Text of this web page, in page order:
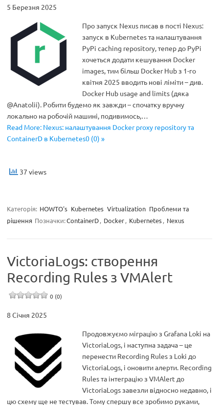
5 Березня 2025
Про запуск Nexus писав в пості Nexus:
запуск в Kubernetes та налаштування
PyPi caching repository, тепер до PyPi
хочеться додати кешування Docker
images, тим більш Docker Hub з 1-го
квітня 2025 вводить нові ліміти – див.
Docker Hub usage and limits (дяка
@Anatolii). Робити будемо як завжди – спочатку вручну
локально на робочій машині, подивимось,…
Read More: Nexus: налаштування Docker proxy repository та
ContainerD в Kubernetes0 (0) »
37 views
Категорія: HOWTO's Kubernetes Virtualization Проблеми та
рішення Позначки:ContainerD, Docker, Kubernetes, Nexus
VictoriaLogs: створення
Recording Rules з VMAlert
0 (0)
8 Січня 2025
Продовжуємо міграцію з Grafana Loki на
VictoriaLogs, і наступна задача – це
перенести Recording Rules з Loki до
VictoriaLogs, і оновити алерти. Recording
Rules та інтеграцію з VMAlert до
VictoriaLogs завезли відносно недавно, і
цю схему ще не тестував. Тому спершу все зробимо руками,